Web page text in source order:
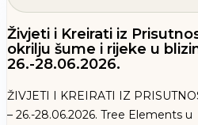
Živjeti i Kreirati iz
okrilju šume i rijeke u
26.-28.06.2026.
ŽIVJETI I KREIRATI IZ
– 26.-28.06.2026. Tree Elements u